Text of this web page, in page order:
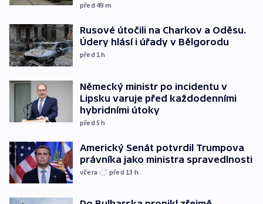
před 49 m
Rusové útočili na Charkov a Oděsu.
Údery hlásí i úřady v Bělgorodu
před 1h
Německý ministr po incidentu v
Lipsku varuje před každodenními
hybridními útoky
před 5h
Americký Senát potvrdil Trumpova
právníka jako ministra spravedlnosti
včera před 13 h